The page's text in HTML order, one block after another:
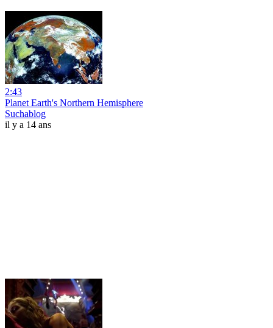
2:43
Planet Earth's Northern Hemisphere
Suchablog
il y a 14 ans